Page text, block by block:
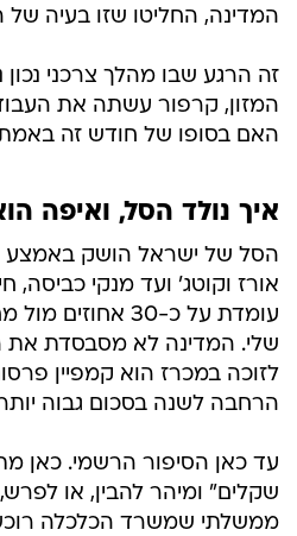
המדינה, החליטו שזו בעיה של
זה הרגע שבו מהלך צרכני
המזון, קרפור עשתה את
האם בסופו של חודש זה
איך נולד הסל, ואיפה
אורז וקוטג' ועד מנקי כביסה,
עומדת על כ-30
שלי. המדינה לא מסבסדת את
הרחבה לשנה בסכום גבוה
שקלים" ומיהר להבין, או
ממשלתי שמשרד הכלכלה